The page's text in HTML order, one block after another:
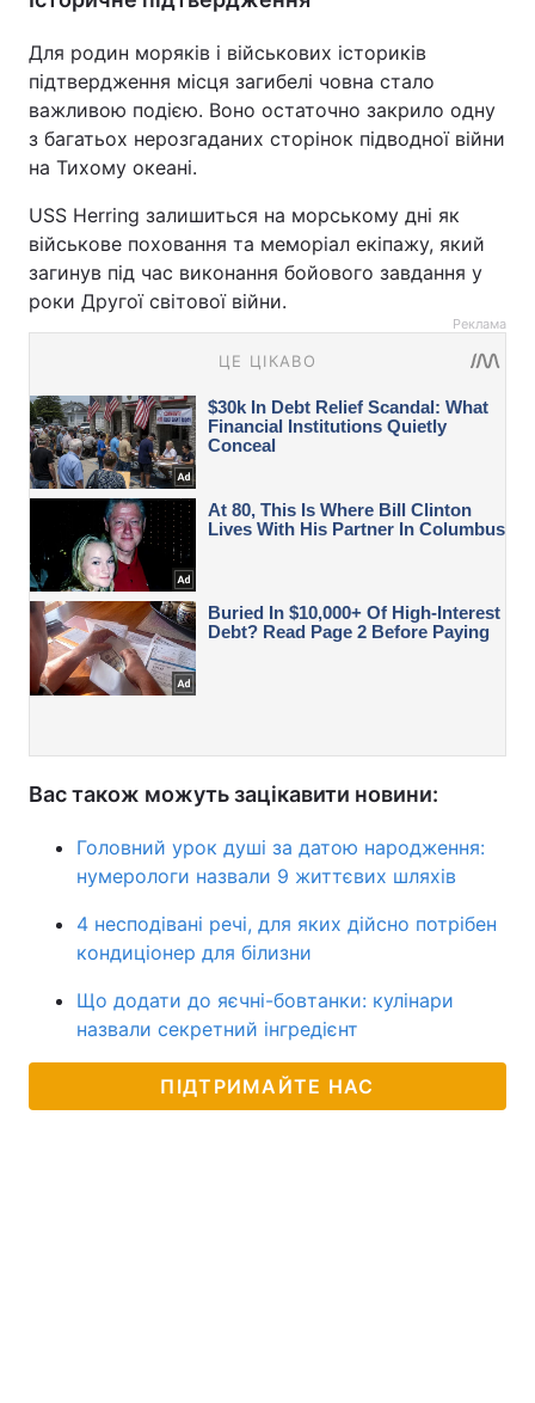
Для родин моряків і військових істориків
підтвердження місця загибелі човна стало
важливою подією. Воно остаточно закрило одну
з багатьох нерозгаданих сторінок підводної війни
на Тихому океані.
USS Herring залишиться на морському дні як
військове поховання та меморіал екіпажу, який
загинув під час виконання бойового завдання у
роки Другої світової війни.
Реклама
Вас також можуть зацікавити новини:
Головний урок душі за датою народження:
нумерологи назвали 9 життєвих шляхів
4 несподівані речі, для яких дійсно потрібен
кондиціонер для білизни
Що додати до яєчні-бовтанки: кулінари
назвали секретний інгредієнт
ПІДТРИМАЙТЕ НАС